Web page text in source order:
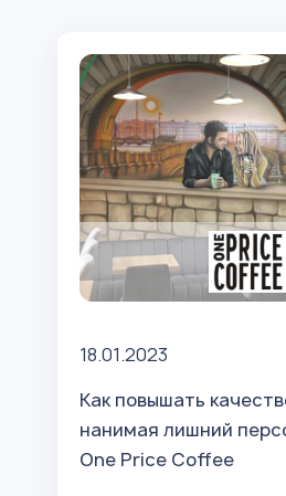
18.01.2023
Как повышать
нанимая лишний
One Price Coffee